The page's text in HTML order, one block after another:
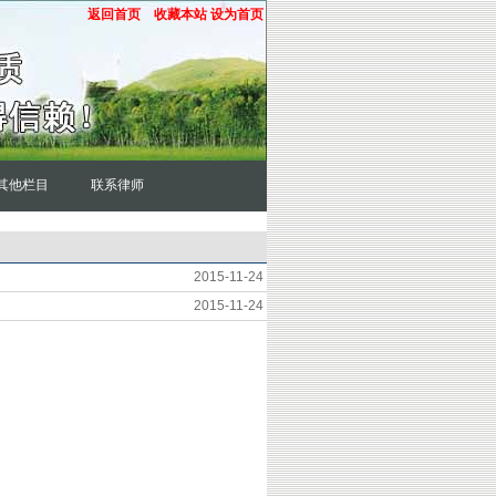
返回首页 收藏本站 设为首页
他栏目 联系律师
2015-11-24
2015-11-24